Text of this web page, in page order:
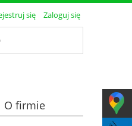
się Zaloguj się
O firmie